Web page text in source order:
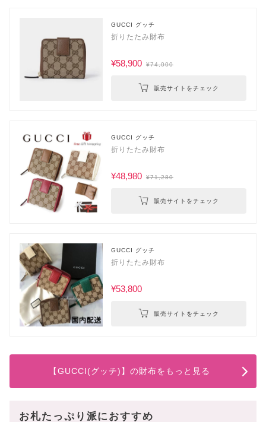
GUCCI グッチ
折りたたみ財布
¥58,900 ¥74,000
販売サイトをチェック
GUCCI グッチ
折りたたみ財布
¥48,980 ¥71,280
販売サイトをチェック
GUCCI グッチ
折りたたみ財布
¥53,800
販売サイトをチェック
【GUCCI(グッチ)】の財布をもっと見る
お札たっぷり派におすすめ